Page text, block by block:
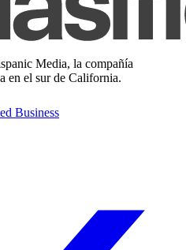
Media, la compañía
en el sur de California.
Business